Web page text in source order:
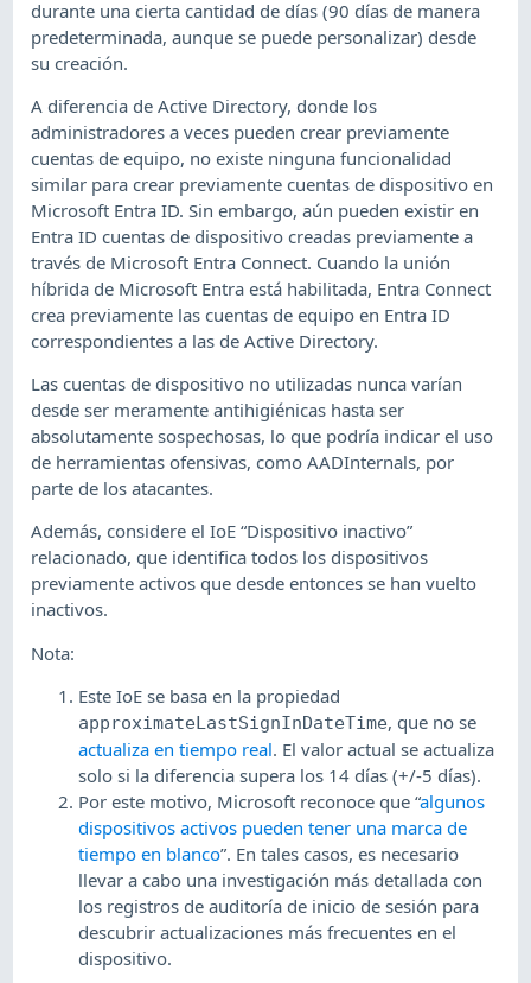
durante una cierta cantidad de días (90 días de manera
predeterminada, aunque se puede personalizar) desde
su creación.
A diferencia de Active Directory, donde los
administradores a veces pueden crear previamente
cuentas de equipo, no existe ninguna funcionalidad
similar para crear previamente cuentas de dispositivo en
Microsoft Entra ID. Sin embargo, aún pueden existir en
Entra ID cuentas de dispositivo creadas previamente a
través de Microsoft Entra Connect. Cuando la unión
híbrida de Microsoft Entra está habilitada, Entra Connect
crea previamente las cuentas de equipo en Entra ID
correspondientes a las de Active Directory.
Las cuentas de dispositivo no utilizadas nunca varían
desde ser meramente antihigiénicas hasta ser
absolutamente sospechosas, lo que podría indicar el uso
de herramientas ofensivas, como AADInternals, por
parte de los atacantes.
Además, considere el IoE “Dispositivo inactivo”
relacionado, que identifica todos los dispositivos
previamente activos que desde entonces se han vuelto
inactivos.
Nota:
Este IoE se basa en la propiedad
approximateLastSignInDateTime, que no se
actualiza en tiempo real. El valor actual se actualiza
solo si la diferencia supera los 14 días (+/-5 días).
Por este motivo, Microsoft reconoce que “algunos
dispositivos activos pueden tener una marca de
tiempo en blanco”. En tales casos, es necesario
llevar a cabo una investigación más detallada con
los registros de auditoría de inicio de sesión para
descubrir actualizaciones más frecuentes en el
dispositivo.